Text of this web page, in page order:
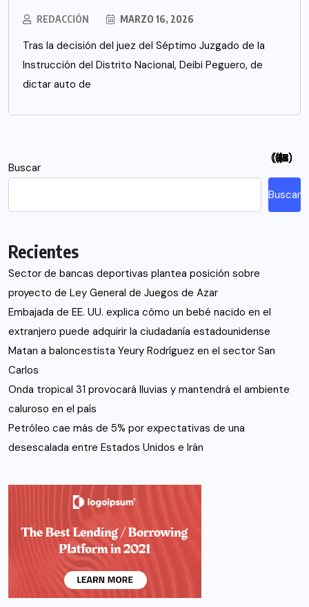
REDACCIÓN MARZO 16, 2026
Tras la decisión del juez del Séptimo Juzgado de la
Instrucción del Distrito Nacional, Deibi Peguero, de
dictar auto de
Buscar
Buscar
Recientes
Sector de bancas deportivas plantea posición sobre
proyecto de Ley General de Juegos de Azar
Embajada de EE. UU. explica cómo un bebé nacido en el
extranjero puede adquirir la ciudadanía estadounidense
Matan a baloncestista Yeury Rodríguez en el sector San
Carlos
Onda tropical 31 provocará lluvias y mantendrá el ambiente
caluroso en el país
Petróleo cae más de 5% por expectativas de una
desescalada entre Estados Unidos e Irán
(5)
(26)
(21)
(12)
(7)
(94)
(48)
(115)
(26)
(18)
(2)
(6)